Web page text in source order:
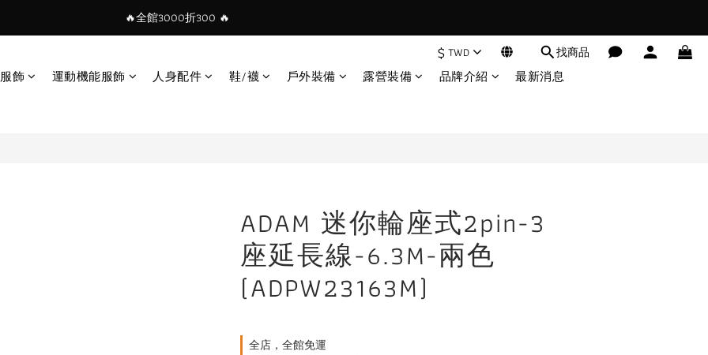
🔥全館3000折300 🔥
$ TWD 找商品
飾 運動機能服飾 人身配件 鞋/襪 戶外裝備 露營裝備 品牌介紹 最新消息
ADAM 迷你輪座式2pin-3
座延長線-6.3M-兩色
(ADPW23163M)
全店，全館免運